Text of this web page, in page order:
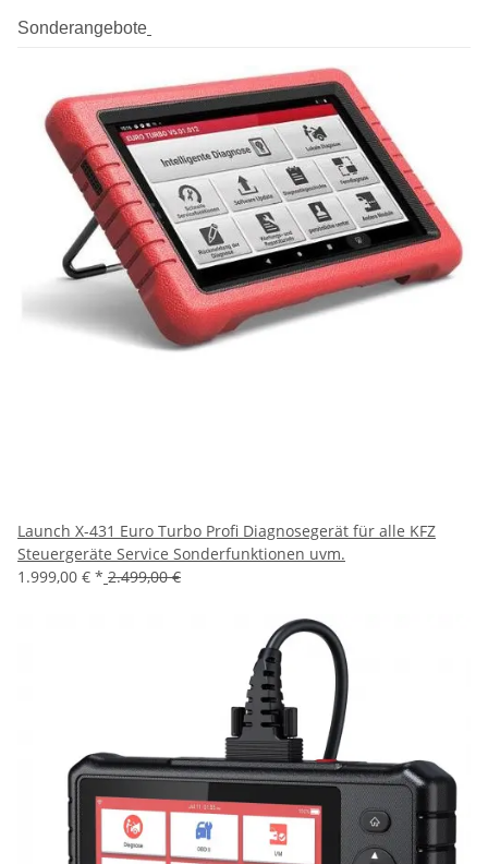
Sonderangebote
Launch X-431 Euro Turbo Profi Diagnosegerät für alle KFZ
Steuergeräte Service Sonderfunktionen uvm.
1.999,00 € * 2.499,00 €